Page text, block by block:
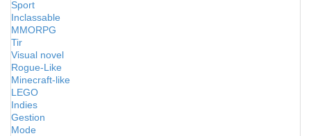
Sport
Inclassable
MMORPG
Tir
Visual novel
Rogue-Like
Minecraft-like
LEGO
Indies
Gestion
Mode